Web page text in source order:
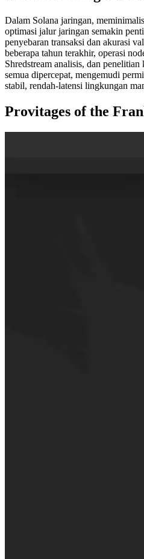
Dalam Solana jaringan,
optimasi jalur jaringan semakin
penyebaran transaksi dan akurasi
beberapa tahun terakhir, operasi
Shredstream analisis, dan
semua dipercepat, mengemudi
stabil, rendah-latensi lingkungan
Provitages of the